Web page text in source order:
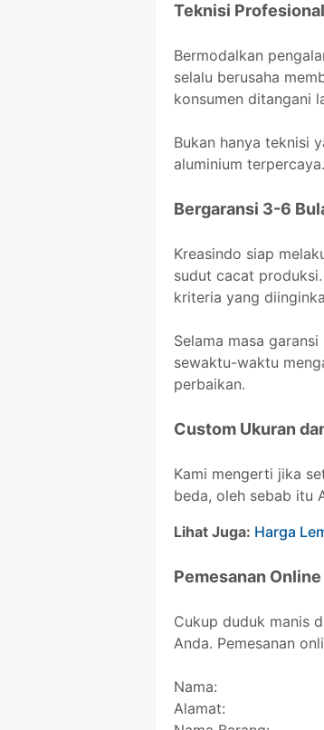
Teknisi Profesional
Bermodalkan
selalu berusaha
konsumen ditangani
Bukan hanya teknisi
aluminium
Bergaransi 3-6
Kreasindo siap
sudut cacat
kriteria yang
Selama masa
sewaktu-waktu
perbaikan.
Custom Ukuran
Kami mengerti jika
beda, oleh sebab itu
Lihat Juga: Harga
Pemesanan Online
Cukup duduk manis
Anda. Pemesanan
Nama:
Alamat: